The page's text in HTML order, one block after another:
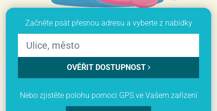
Začněte psát přesnou adresu a vyberte z nabídky
OVĚŘIT DOSTUPNOST
Nebo zjistěte polohu pomocí GPS ve Vašem zařízení